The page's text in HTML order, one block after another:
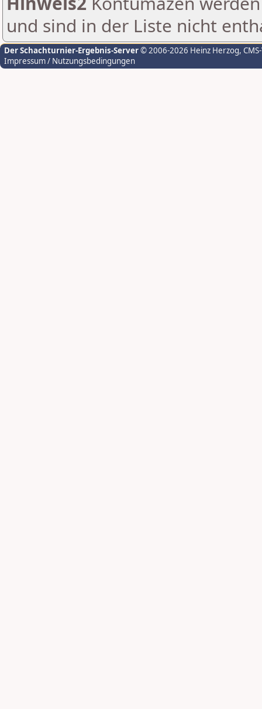
und sind in der Liste nicht
Der Schachturnier-Ergebnis-Server© 2006-2026 Heinz Herzog,
Impressum / Nutzungsbedingungen